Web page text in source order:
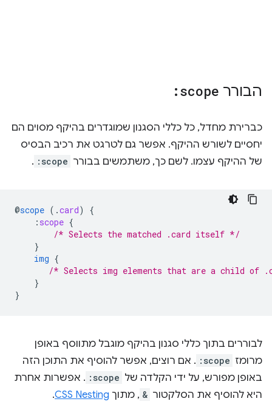
הבורר :scope
כברירת מחדל, כל כללי הסגנון שמוגדרים בהיקף מסוים הם
יחסיים לשורש ההיקף. אפשר גם לטרגט את רכיב הבסיס
של ההיקף עצמו. לשם כך, משתמשים בבורר :scope
.
@scope ( .card)
{
: scope {
/* Selects the matched .card itself */
}
img {
/* Selects img elements that are a child of
}
}
לבוררים בתוך כללי סגנון בהיקף מוגבל מתווסף באופן
מרומז :scope . אם רוצים, אפשר להוסיף את התוכן הזה
באופן מפורש, על ידי הקלדה של :scope . אפשרות אחרת
היא להוסיף את הסלקטור & , מתוך CSS Nesting
.